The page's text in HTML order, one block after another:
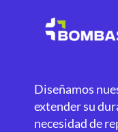
Diseñamos
extender su
necesidad de